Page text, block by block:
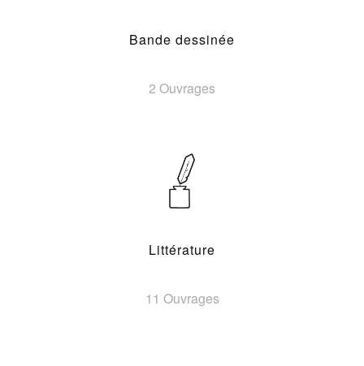
Bande dessinée
2 Ouvrages
Littérature
11 Ouvrages